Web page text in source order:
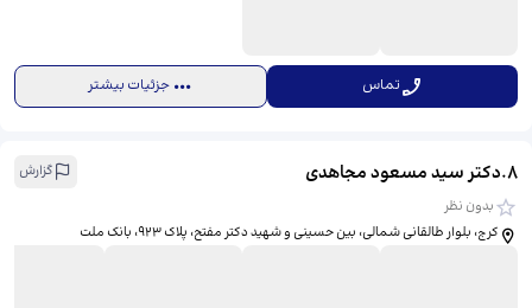
تماس جزئیات بیشتر
8
.دکتر سید مسعود مجاهدی
گزارش
بدون نظر
کرج، بلوار طالقانی شمالی، بین حسینی و شهید دکتر مفتح، پلاک 923، بانک ملت